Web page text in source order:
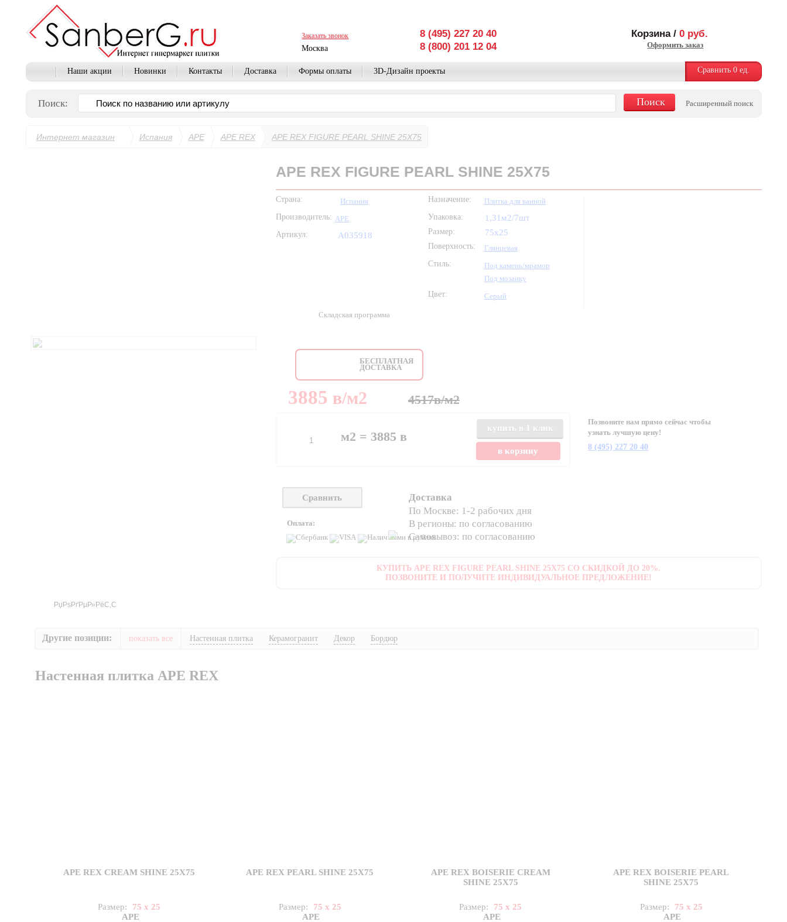
Заказать звонок
Москва
8 (495) 227 20 40
8 (800) 201 12 04
Корзина /0 руб.
Оформить заказ
Наши акции Новинки Контакты Доставка Формы оплаты 3D-Дизайн проекты Сравнить 0ед.
Поиск: Расширенный поиск
Интернет магазин Испания APE APE REX APE REX FIGURE PEARL SHINE 25X75
APE REX FIGURE PEARL SHINE 25X75
Страна:
Испания
Производитель: APE
Артикул:
A035918
Назначение:
Плитка для ванной
Упаковка:
1,31м2/7шт
Размер: 75x25
Поверхность:
Глянцевая
Стиль:
Под камень/мрамор
Под мозаику
Цвет:
Серый
Складская программа
БЕСПЛАТНАЯ
ДОСТАВКА
3885 в/м2 4517в/м2
м2 = 3885 в
купить в 1 клик
в корзину
Позвоните нам прямо сейчас чтобы
узнать лучшую цену!
8 (495) 227 20 40
Сравнить
Оплата:
Доставка
По Москве: 1-2 рабочих дня
В регионы: по согласованию
Самовывоз: по согласованию
КУПИТЬ APE REX FIGURE PEARL SHINE 25X75 СО СКИДКОЙ ДО 20%.
ПОЗВОНИТЕ И ПОЛУЧИТЕ ИНДИВИДУАЛЬНОЕ ПРЕДЛОЖЕНИЕ!
Другие позиции: показать все Настенная плитка Керамогранит Декор Бордюр
Настенная плитка APE REX
APE REX CREAM SHINE 25X75
Размер:
75 x 25
APE
APE REX PEARL SHINE 25X75
Размер:
75 x 25
APE
APE REX BOISERIE CREAM
SHINE 25X75
Размер:
75 x 25
APE
APE REX BOISERIE PEARL
SHINE 25X75
Размер:
75 x 25
APE